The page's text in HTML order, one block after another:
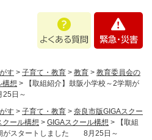
あ
問
・
す > 子育て・教育 > 教育 > 教育委員会の
構想 >
【取組紹介】鼓阪小学校～2学期が
日～
す > 子育て・教育 > 奈良市版GIGAスクー
クール構想 > GIGAスクール構想 >
【取組
がスタートしました 8月25日～